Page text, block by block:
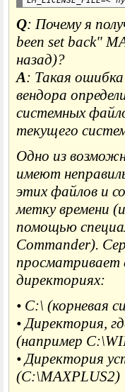
Q: Почему я
been set back"
назад)?
A: Такая
вендора
системных
текущего
Одно из
имеют
этих файлов и
метку времени
помощью
Commander).
просматривает
директориях:
• C:\ (корневая
• Директория,
(например
• Директория
(C:\MAXPLUS2)